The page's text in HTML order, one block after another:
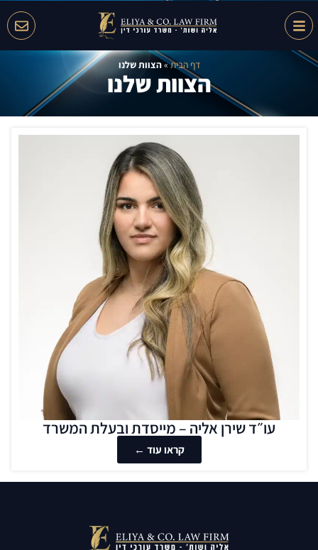
דף הבית»הצוות שלנו
הצוות שלנו
עו״ד שירן אליה – מייסדת ובעלת המשרד
קראו עוד ←